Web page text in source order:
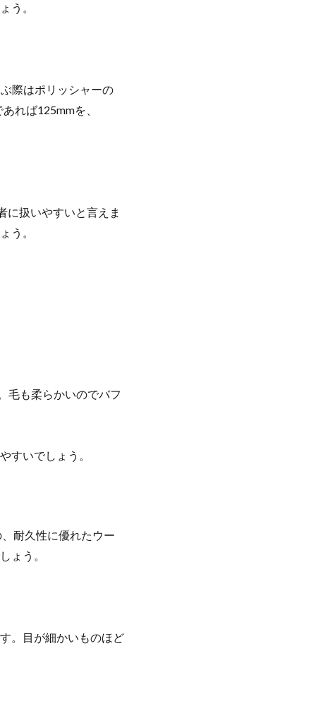
う。
際はポリッシャーの
れば125mmを、
に扱いやすいと言えま
う。
毛も柔らかいのでバフ
すいでしょう。
耐久性に優れたウー
ょう。
。目が細かいものほど